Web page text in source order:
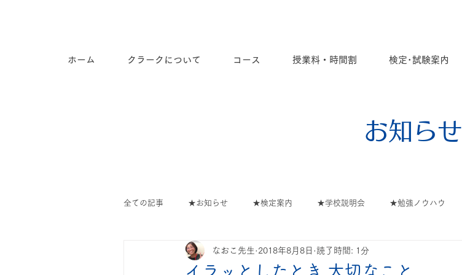
ホーム クラークについて コース 授業料・時間割 検定･試験案内
全ての記事 ★お知らせ ★検定案内 ★学校説明会 ★勉強ノウハウ
教室の出来事 ∟教室のできごと ご案内 ∟ご案内
イラッとしたとき 大切なこと
なおこ先生 2018年8月8日 読了時間: 1分
お知らせ